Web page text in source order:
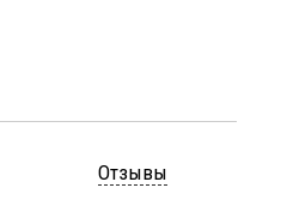
Отзывы